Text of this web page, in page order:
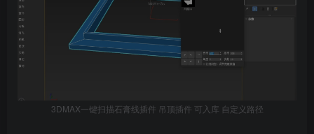
3DMAX一键扫描石膏线插件 吊顶插件 可入库 自定义路径